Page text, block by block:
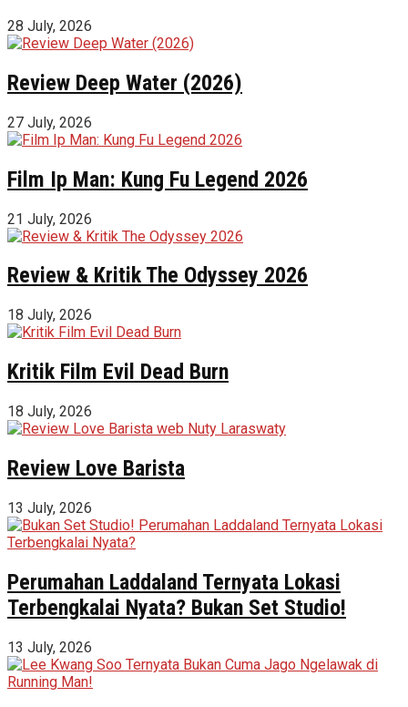
28 July, 2026
Review Deep Water (2026)
27 July, 2026
Film Ip Man: Kung Fu Legend 2026
21 July, 2026
Review & Kritik The Odyssey 2026
18 July, 2026
Kritik Film Evil Dead Burn
18 July, 2026
Review Love Barista
13 July, 2026
Perumahan Laddaland Ternyata Lokasi
Terbengkalai Nyata? Bukan Set Studio!
13 July, 2026